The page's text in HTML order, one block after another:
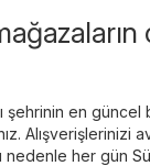
şehrinin en
Alışverişlerinizi
nedenle her gün